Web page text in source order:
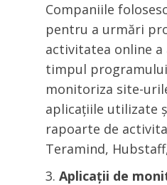
Companiile
pentru a urmări
activitatea online
timpul
monitoriza site-
aplicațiile utilizate
rapoarte de
Teramind,
Aplicații de